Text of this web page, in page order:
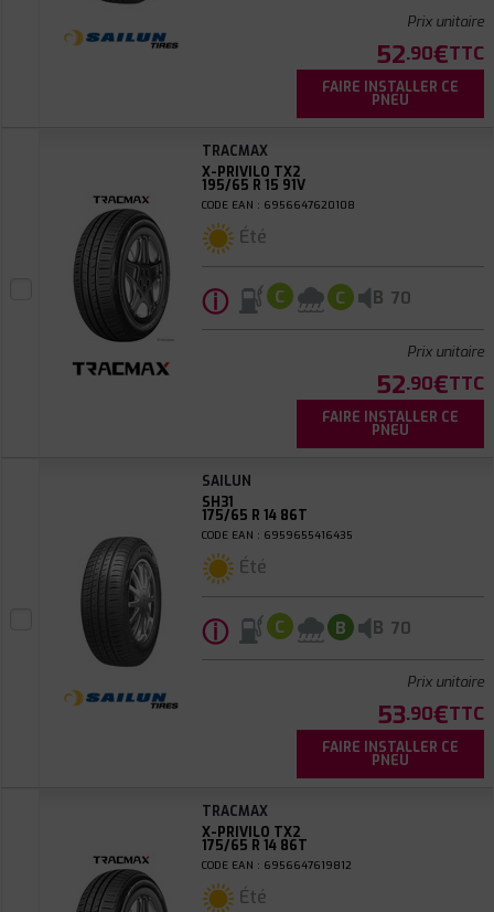
Prix unitaire
52.90€TTC
FAIRE INSTALLER CE
PNEU
TRACMAX
X-PRIVILO TX2
195/65 R 15 91V
CODE EAN : 6956647620108
Été
ⓘ C C B 70
Prix unitaire
52.90€TTC
FAIRE INSTALLER CE
PNEU
SAILUN
SH31
175/65 R 14 86T
CODE EAN : 6959655416435
Été
ⓘ C B B 70
Prix unitaire
53.90€TTC
FAIRE INSTALLER CE
PNEU
TRACMAX
X-PRIVILO TX2
175/65 R 14 86T
CODE EAN : 6956647619812
Été